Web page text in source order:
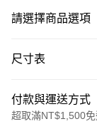
請選擇商品選項
尺寸表
付款與運送方式
超取滿NT$1,500免